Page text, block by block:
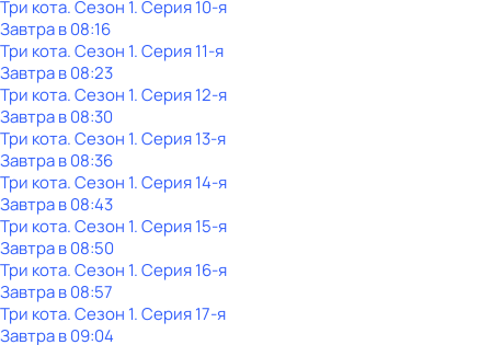
Три кота. Сезон 1. Серия 10-я
Завтра в 08:16
Три кота. Сезон 1. Серия 11-я
Завтра в 08:23
Три кота. Сезон 1. Серия 12-я
Завтра в 08:30
Три кота. Сезон 1. Серия 13-я
Завтра в 08:36
Три кота. Сезон 1. Серия 14-я
Завтра в 08:43
Три кота. Сезон 1. Серия 15-я
Завтра в 08:50
Три кота. Сезон 1. Серия 16-я
Завтра в 08:57
Три кота. Сезон 1. Серия 17-я
Завтра в 09:04